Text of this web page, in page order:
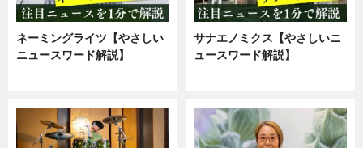
ネーミングライツ【やさしい
ニュースワード解説】
サナエノミクス【やさしいニ
ュースワード解説】